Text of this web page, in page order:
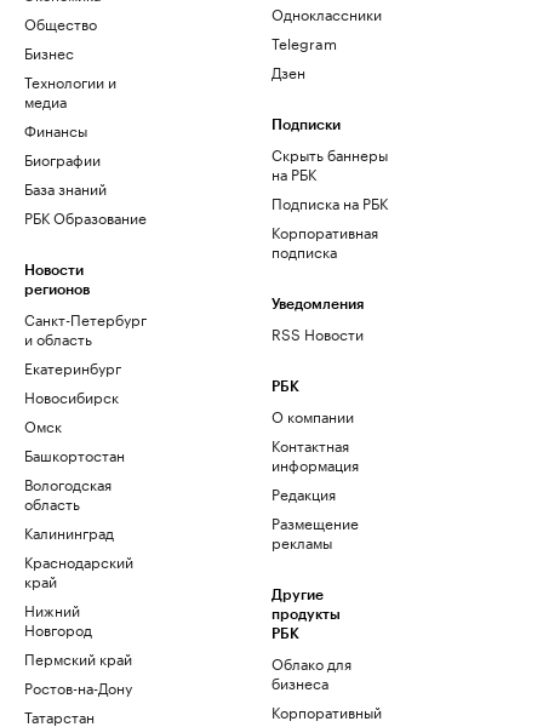
Общество
Бизнес
Технологии и
медиа
Финансы
Биографии
База знаний
РБК Образование
Новости
регионов
Санкт-Петербург
и область
Екатеринбург
Новосибирск
Омск
Башкортостан
Вологодская
область
Калининград
Краснодарский
край
Нижний
Новгород
Пермский край
Ростов-на-Дону
Татарстан
Одноклассники
Telegram
Дзен
Подписки
Скрыть баннеры
на РБК
Подписка на РБК
Корпоративная
подписка
Уведомления
RSS Новости
РБК
О компании
Контактная
информация
Редакция
Размещение
рекламы
Другие
продукты
РБК
Облако для
бизнеса
Корпоративный